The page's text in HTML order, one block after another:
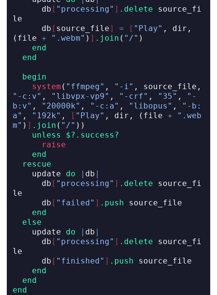
      db
[ "processing" ] .delete source_fi
le
      db
[ source_file] = [ "Play" , dir,
(file + ".webm" ) ] .join ( "/" )
end
end
begin
system ( "ffmpeg" , "-i"
"-c:v" , "libvpx-vp9" , "-crf" , "35" ,
"-
b:v" , "20000k" , "-c:a" , "libopus" ,
"-b:
a" , "192k" , [ "Play" , dir, (file +
".web
m" ) ] .join ( "/" ))
unless
$? .success?
raise
end
rescue
    update
do | db |
      db
[ "processing" ] .delete source_fi
le
      db
[ "failed" ] .push source_file
end
else
    update
do | db |
      db
[ "processing" ] .delete source_fi
le
      db
[ "finished" ] .push source_file
end
end
end